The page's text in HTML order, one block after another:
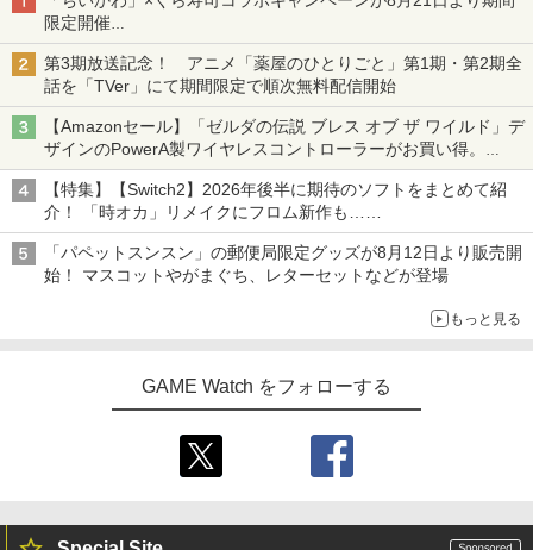
限定開催
オリジナルの湯呑みや寿司皿が景品に登場！
第3期放送記念！ アニメ「薬屋のひとりごと」第1期・第2期全
話を「TVer」にて期間限定で順次無料配信開始
【Amazonセール】「ゼルダの伝説 ブレス オブ ザ ワイルド」デ
ザインのPowerA製ワイヤレスコントローラーがお買い得。
Switch2でも使用可能
【特集】【Switch2】2026年後半に期待のソフトをまとめて紹
介！ 「時オカ」リメイクにフロム新作も……
「パペットスンスン」の郵便局限定グッズが8月12日より販売開
始！ マスコットやがまぐち、レターセットなどが登場
もっと見る
GAME Watch をフォローする